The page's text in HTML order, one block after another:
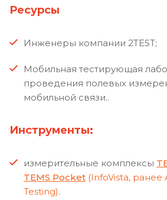
Ресурсы
Инженеры компании 2TEST;
Мобильная тестирующая
проведения полевых
мобильной связи..
Инструменты:
измерительные комплексы
TEMS Pocket (InfoVista,
Testing).